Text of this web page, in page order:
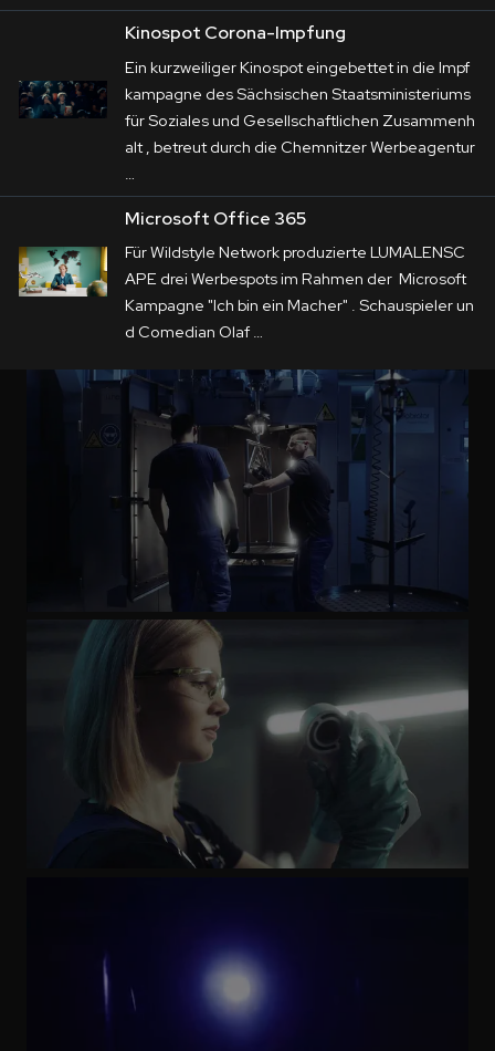
Kinospot Corona-Impfung
Ein kurzweiliger Kinospot eingebettet in die Impf
kampagne des Sächsischen Staatsministeriums
für Soziales und Gesellschaftlichen Zusammenh
alt , betreut durch die Chemnitzer Werbeagentur
Microsoft Office 365
Für Wildstyle Network produzierte LUMALENSC
APE drei Werbespots im Rahmen der Microsoft
Kampagne "Ich bin ein Macher" . Schauspieler un
d Comedian Olaf …